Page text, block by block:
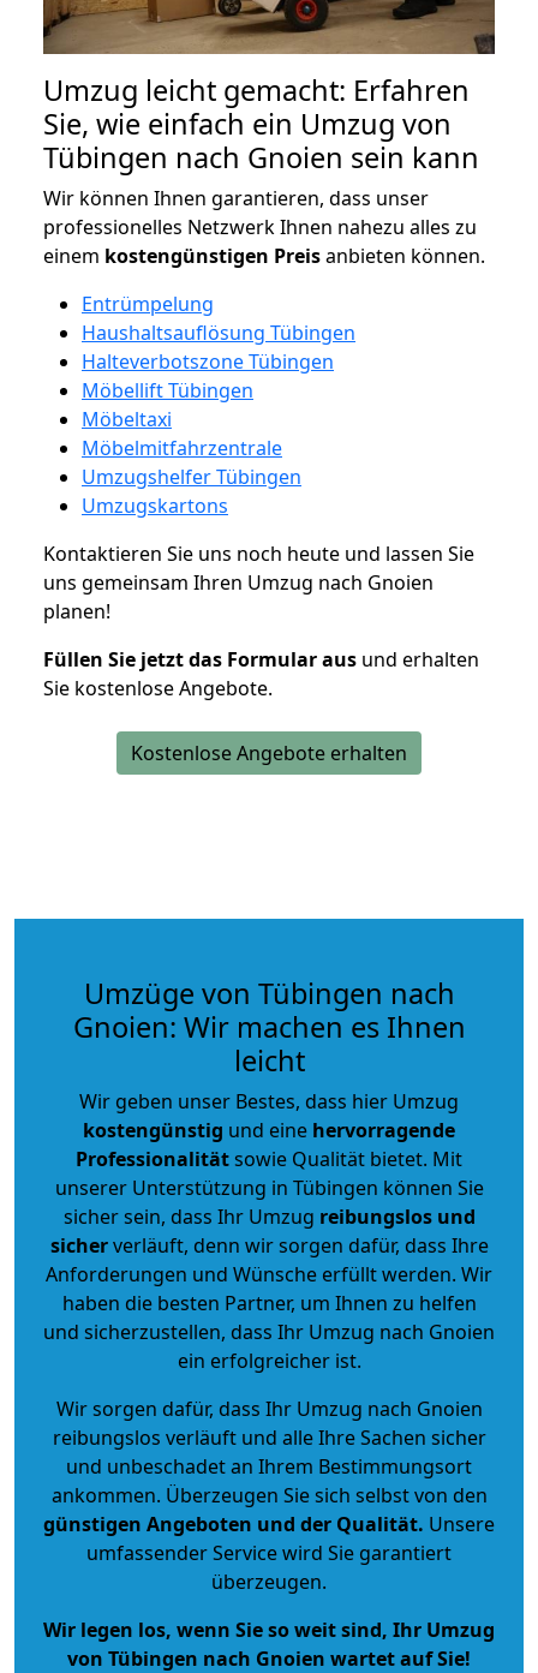
Umzug leicht gemacht: Erfahren
Sie, wie einfach ein Umzug von
Tübingen nach Gnoien sein kann
Wir können Ihnen garantieren, dass unser
professionelles Netzwerk Ihnen nahezu alles zu
einem kostengünstigen Preisanbieten können.
Entrümpelung
Haushaltsauflösung Tübingen
Halteverbotszone Tübingen
Möbellift Tübingen
Möbeltaxi
Möbelmitfahrzentrale
Umzugshelfer Tübingen
Umzugskartons
Kontaktieren Sie uns noch heute und lassen Sie
uns gemeinsam Ihren Umzug nach Gnoien
planen!
Füllen Sie jetzt das Formular aus und erhalten
Sie kostenlose Angebote.
Kostenlose Angebote erhalten
Umzüge von Tübingen nach
Gnoien: Wir machen es Ihnen
leicht
Wir geben unser Bestes, dass hier Umzug
kostengünstig und eine hervorragende
Professionalitätsowie Qualität bietet. Mit
unserer Unterstützung in Tübingen können Sie
sicher sein, dass Ihr Umzug reibungslos und
sicherverläuft, denn wir sorgen dafür, dass Ihre
Anforderungen und Wünsche erfüllt werden. Wir
haben die besten Partner, um Ihnen zu helfen
und sicherzustellen, dass Ihr Umzug nach Gnoien
ein erfolgreicher ist.
Wir sorgen dafür, dass Ihr Umzug nach Gnoien
reibungslos verläuft und alle Ihre Sachen sicher
und unbeschadet an Ihrem Bestimmungsort
ankommen. Überzeugen Sie sich selbst von den
günstigen Angeboten und der Qualität. Unsere
umfassender Service wird Sie garantiert
überzeugen.
Wir legen los, wenn Sie so weit sind, Ihr Umzug
von Tübingen nach Gnoien wartet auf Sie!